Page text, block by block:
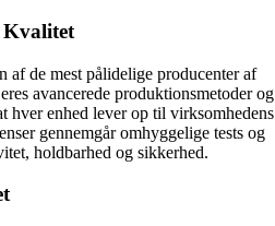
Kvalitet
af de mest pålidelige producenter af
avancerede produktionsmetoder og
hver enhed lever op til virksomhedens
gennemgår omhyggelige tests og
holdbarhed og sikkerhed.